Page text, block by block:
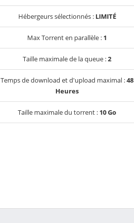
Hébergeurs sélectionnés : LIMITÉ
Max Torrent en parallèle : 1
Taille maximale de la queue :2
Temps de download et d'upload maximal :48
Heures
Taille maximale du torrent : 10 Go